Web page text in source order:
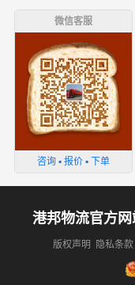
微信客服
咨询 ▪ 报价 ▪ 下单
港邦物流官方网
版权声明 隐私条款